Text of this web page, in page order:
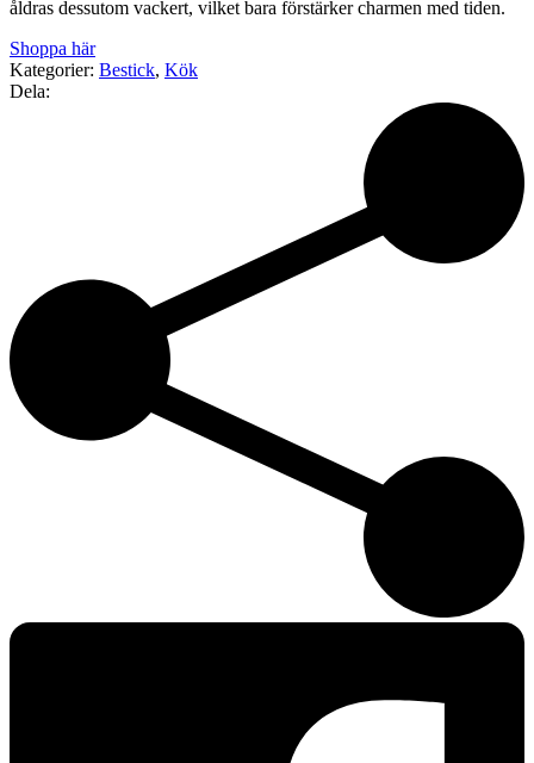
åldras dessutom vackert, vilket bara förstärker charmen med tiden.
Shoppa här
Kategorier: Bestick, Kök
Dela: